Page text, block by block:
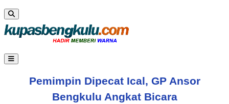
Pemimpin Dipecat Ical, GP Ansor
Bengkulu Angkat Bicara